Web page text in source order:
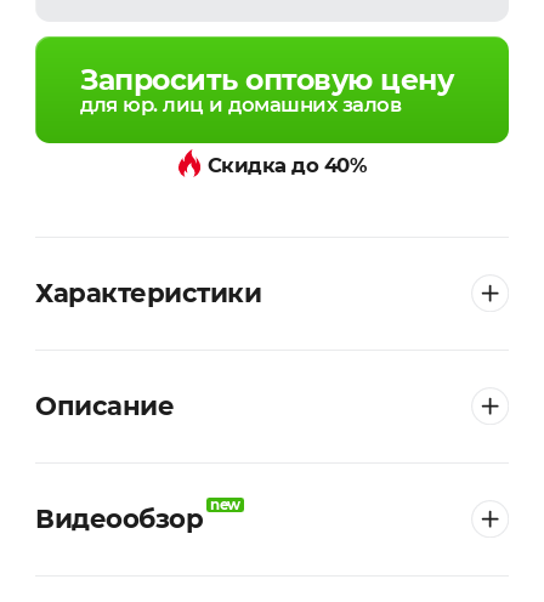
Запросить оптовую цену
для юр. лиц и домашних залов
Скидка до 40%
Характеристики
Описание
Видеообзор new